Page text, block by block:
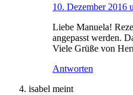
10. Dezember 2016
Liebe Manuela!
angepasst werden.
Viele Grüße von
Antworten
isabel meint